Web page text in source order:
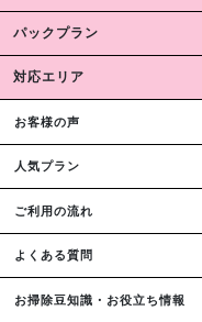
パックプラン
対応エリア
お客様の声
人気プラン
ご利用の流れ
よくある質問
お掃除豆知識・お役立ち情報